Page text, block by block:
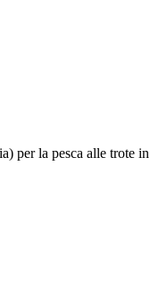
per la pesca alle trote